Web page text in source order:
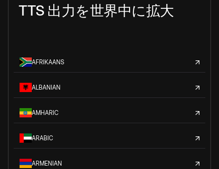
TTS 出力を世界中に拡大
AFRIKAANS
ALBANIAN
AMHARIC
ARABIC
ARMENIAN